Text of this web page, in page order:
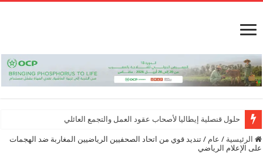
حلول قنصلية إيطاليا لأصحاب عقود العمل والتجمع العائلي
الرئيسية / عام / تنديد قوي من اتحاد الصحفيين الرياضيين المغاربة ضد الهجمات
على الإعلام الرياضي